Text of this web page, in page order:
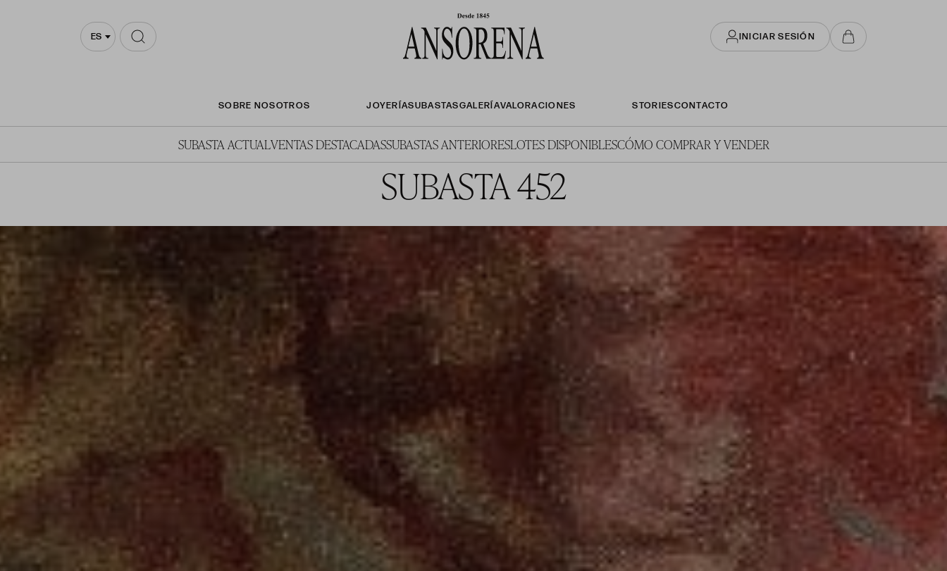
ES INICIAR SESIÓN
SOBRE NOSOTROS JOYERÍASUBASTASGALERÍAVALORACIONES STORIESCONTACTO
SUBASTA ACTUALVENTAS DESTACADASSUBASTAS ANTERIORESLOTES DISPONIBLESCÓMO COMPRAR Y VENDER
SUBASTA 452